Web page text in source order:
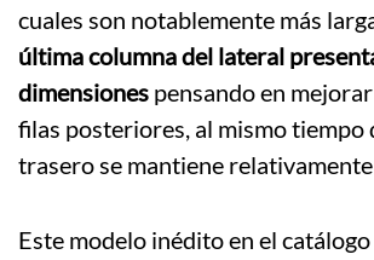
cuales son notablemente más
última columna del lateral
dimensiones pensando en
filas posteriores, al mismo tiempo
trasero se mantiene
Este modelo inédito en el